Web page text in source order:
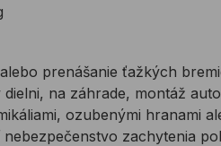
prenášanie ťažkých
na záhrade, montáž
ozubenými hranami
zachytenia